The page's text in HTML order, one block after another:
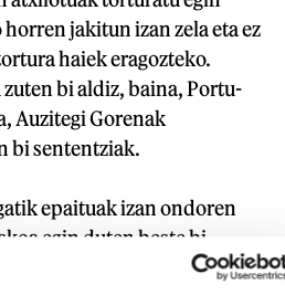
jakitun izan zela eta ez
haiek eragozteko.
bi aldiz, baina, Portu-
Auzitegi Gorenak
bi sententziak.
epaituak izan ondoren
egin duten beste bi
Hernandez Mosquera eta